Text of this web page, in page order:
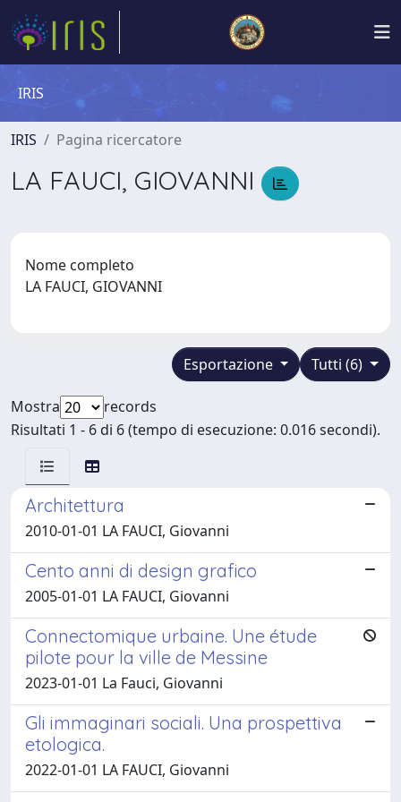
IRIS
IRIS Pagina ricercatore
LA FAUCI, GIOVANNI
Nome completo
LA FAUCI, GIOVANNI
Tutti (6)
Esportazione
Mostra
records
Risultati 1 - 6 di 6 (tempo di esecuzione: 0.016 secondi).
Architettura
2010-01-01 LA FAUCI, Giovanni
Cento anni di design grafico
2005-01-01 LA FAUCI, Giovanni
Connectomique urbaine. Une étude
pilote pour la ville de Messine
2023-01-01 La Fauci, Giovanni
Gli immaginari sociali. Una prospettiva
etologica.
2022-01-01 LA FAUCI, Giovanni